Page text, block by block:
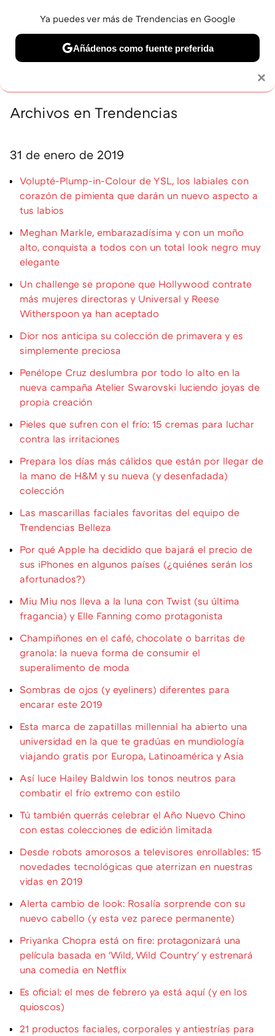
BELLEZA SHOPPING VIAJES GASTRO SNEAKERS
Archivos en Trendencias
31 de enero de 2019
Volupté-Plump-in-Colour de YSL, los labiales con
corazón de pimienta que darán un nuevo aspecto a
tus labios
Meghan Markle, embarazadísima y con un moño
alto, conquista a todos con un total look negro muy
elegante
Un challenge se propone que Hollywood contrate
más mujeres directoras y Universal y Reese
Witherspoon ya han aceptado
Dior nos anticipa su colección de primavera y es
simplemente preciosa
Penélope Cruz deslumbra por todo lo alto en la
nueva campaña Atelier Swarovski luciendo joyas de
propia creación
Pieles que sufren con el frío: 15 cremas para luchar
contra las irritaciones
Prepara los días más cálidos que están por llegar de
la mano de H&M y su nueva (y desenfadada)
colección
Las mascarillas faciales favoritas del equipo de
Trendencias Belleza
Por qué Apple ha decidido que bajará el precio de
sus iPhones en algunos países (¿quiénes serán los
afortunados?)
Miu Miu nos lleva a la luna con Twist (su última
fragancia) y Elle Fanning como protagonista
Champiñones en el café, chocolate o barritas de
granola: la nueva forma de consumir el
superalimento de moda
Sombras de ojos (y eyeliners) diferentes para
encarar este 2019
Esta marca de zapatillas millennial ha abierto una
universidad en la que te gradúas en mundiología
viajando gratis por Europa, Latinoamérica y Asia
Así luce Hailey Baldwin los tonos neutros para
combatir el frío extremo con estilo
Tú también querrás celebrar el Año Nuevo Chino
con estas colecciones de edición limitada
Desde robots amorosos a televisores enrollables: 15
novedades tecnológicas que aterrizan en nuestras
vidas en 2019
Alerta cambio de look: Rosalía sorprende con su
nuevo cabello (y esta vez parece permanente)
Priyanka Chopra está on fire: protagonizará una
película basada en 'Wild, Wild Country' y estrenará
una comedia en Netflix
Es oficial: el mes de febrero ya está aquí (y en los
quioscos)
21 productos faciales, corporales y antiestrías para
×
Ya puedes ver más de Trendencias en Google
Añádenos como fuente preferida